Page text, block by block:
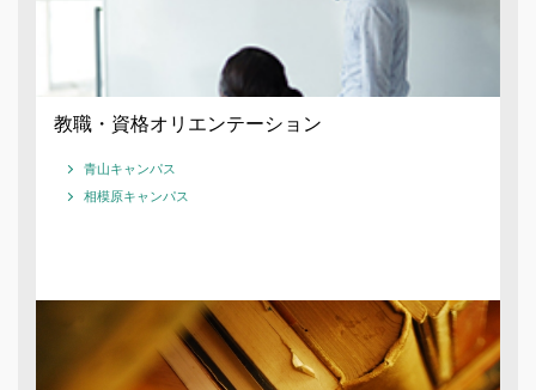
教職・資格オリエンテーション
青山キャンパス
相模原キャンパス